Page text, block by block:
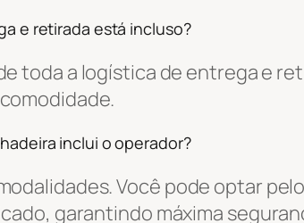
e retirada está incluso?
toda a logística de entrega e
inclui o operador?
Você pode optar
garantindo máxima